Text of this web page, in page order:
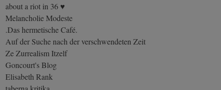
about a riot in 36 ♥
Melancholie Modeste
.Das hermetische Café.
Auf der Suche nach der verschwendeten Zeit
Ze Zurrealism Itzelf
Goncourt's Blog
Elisabeth Rank